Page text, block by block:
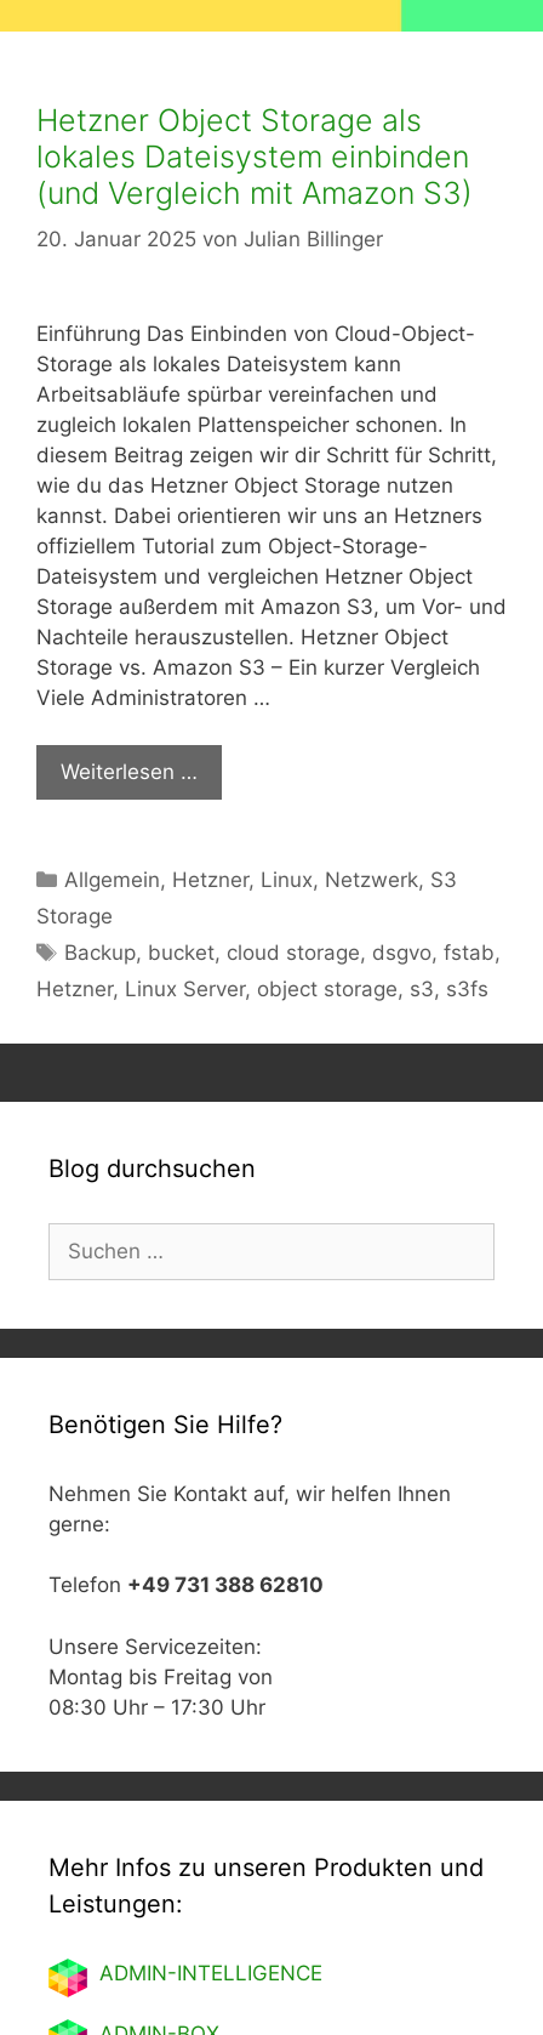
Hetzner Object Storage als
lokales Dateisystem einbinden
(und Vergleich mit Amazon S3)
20. Januar 2025 von Julian Billinger
Einführung Das Einbinden von Cloud-Object-
Storage als lokales Dateisystem kann
Arbeitsabläufe spürbar vereinfachen und
zugleich lokalen Plattenspeicher schonen. In
diesem Beitrag zeigen wir dir Schritt für Schritt,
wie du das Hetzner Object Storage nutzen
kannst. Dabei orientieren wir uns an Hetzners
offiziellem Tutorial zum Object-Storage-
Dateisystem und vergleichen Hetzner Object
Storage außerdem mit Amazon S3, um Vor- und
Nachteile herauszustellen. Hetzner Object
Storage vs. Amazon S3 – Ein kurzer Vergleich
Viele Administratoren …
Weiterlesen …
Kategorien
Allgemein, Hetzner, Linux, Netzwerk, S3
Storage
Schlagwörter
Backup, bucket, cloud storage, dsgvo,fstab,
Hetzner, Linux Server, object storage, s3, s3fs
Blog durchsuchen
nach:
Benötigen Sie Hilfe?
Nehmen Sie Kontakt auf, wir helfen Ihnen
gerne:
Telefon +49 731 388 62810
Unsere Servicezeiten:
Montag bis Freitag von
08:30 Uhr – 17:30 Uhr
Mehr Infos zu unseren Produkten und
Leistungen:
ADMIN-INTELLIGENCE